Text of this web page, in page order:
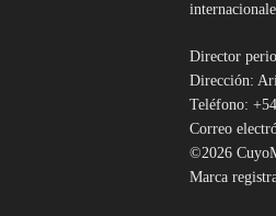
Director
Dirección:
Teléfono:
Correo
©2026
Marca